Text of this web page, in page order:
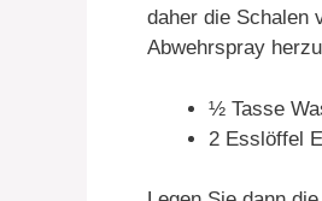
daher die Schalen
Abwehrspray
½ Tasse
2 Esslöffel